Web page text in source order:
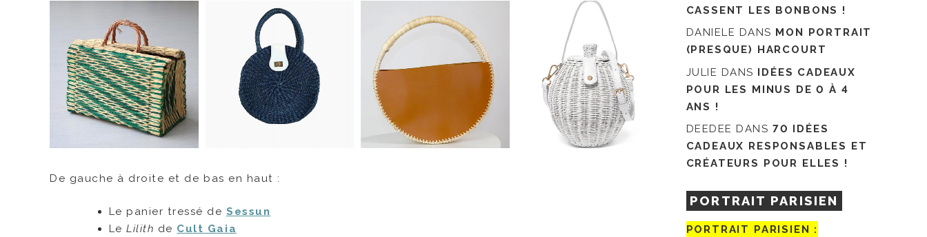
De gauche à droite et de bas en haut :
Le panier tressé de Sessun
LeLilith de Cult Gaia
CASSENT LES BONBONS !
DANIELE DANS MON PORTRAIT
(PRESQUE) HARCOURT
JULIE DANS IDÉES CADEAUX
POUR LES MINUS DE 0 À 4
ANS !
DEEDEE DANS 70 IDÉES
CADEAUX RESPONSABLES ET
CRÉATEURS POUR ELLES !
PORTRAIT PARISIEN
PORTRAIT PARISIEN :